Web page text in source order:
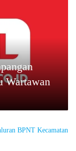
Wartawan
BPNT Kecamatan